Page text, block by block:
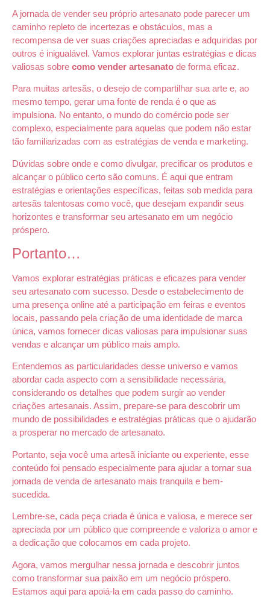
A jornada de vender seu próprio artesanato pode parecer um
caminho repleto de incertezas e obstáculos, mas a
recompensa de ver suas criações apreciadas e adquiridas por
outros é inigualável. Vamos explorar juntas estratégias e dicas
valiosas sobre como vender artesanato de forma eficaz.
Para muitas artesãs, o desejo de compartilhar sua arte e, ao
mesmo tempo, gerar uma fonte de renda é o que as
impulsiona. No entanto, o mundo do comércio pode ser
complexo, especialmente para aquelas que podem não estar
tão familiarizadas com as estratégias de venda e marketing.
Dúvidas sobre onde e como divulgar, precificar os produtos e
alcançar o público certo são comuns. É aqui que entram
estratégias e orientações específicas, feitas sob medida para
artesãs talentosas como você, que desejam expandir seus
horizontes e transformar seu artesanato em um negócio
próspero.
Portanto…
Vamos explorar estratégias práticas e eficazes para vender
seu artesanato com sucesso. Desde o estabelecimento de
uma presença online até a participação em feiras e eventos
locais, passando pela criação de uma identidade de marca
única, vamos fornecer dicas valiosas para impulsionar suas
vendas e alcançar um público mais amplo.
Entendemos as particularidades desse universo e vamos
abordar cada aspecto com a sensibilidade necessária,
considerando os detalhes que podem surgir ao vender
criações artesanais. Assim, prepare-se para descobrir um
mundo de possibilidades e estratégias práticas que o ajudarão
a prosperar no mercado de artesanato.
Portanto, seja você uma artesã iniciante ou experiente, esse
conteúdo foi pensado especialmente para ajudar a tornar sua
jornada de venda de artesanato mais tranquila e bem-
sucedida.
Lembre-se, cada peça criada é única e valiosa, e merece ser
apreciada por um público que compreende e valoriza o amor e
a dedicação que colocamos em cada projeto.
Agora, vamos mergulhar nessa jornada e descobrir juntos
como transformar sua paixão em um negócio próspero.
Estamos aqui para apoiá-la em cada passo do caminho.